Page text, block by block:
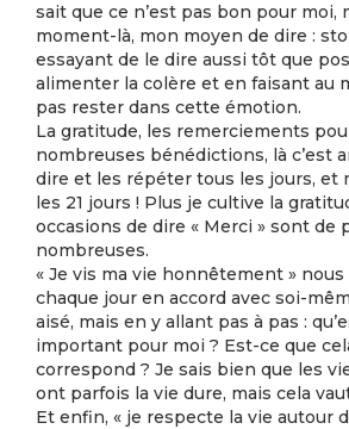
sait que ce n’est pas bon pour moi,
moment-là, mon moyen de dire :
essayant de le dire aussi tôt que
alimenter la colère et en faisant au
pas rester dans cette émotion.
La gratitude, les remerciements
nombreuses bénédictions, là c’est
dire et les répéter tous les jours, et
les 21 jours ! Plus je cultive la
occasions de dire « Merci » sont de
nombreuses.
« Je vis ma vie honnêtement »
chaque jour en accord avec soi-
aisé, mais en y allant pas à pas :
important pour moi ? Est-ce que
correspond ? Je sais bien que les
ont parfois la vie dure, mais cela
Et enfin, « je respecte la vie autour